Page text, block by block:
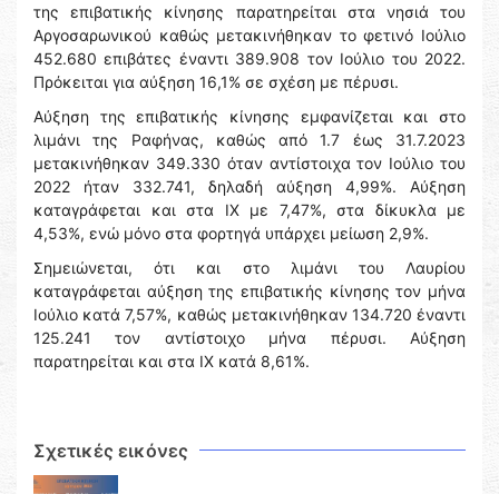
της επιβατικής κίνησης παρατηρείται στα νησιά του
Αργοσαρωνικού καθώς μετακινήθηκαν το φετινό Ιούλιο
452.680 επιβάτες έναντι 389.908 τον Ιούλιο του 2022.
Πρόκειται για αύξηση 16,1% σε σχέση με πέρυσι.
Αύξηση της επιβατικής κίνησης εμφανίζεται και στο
λιμάνι της Ραφήνας, καθώς από 1.7 έως 31.7.2023
μετακινήθηκαν 349.330 όταν αντίστοιχα τον Ιούλιο του
2022 ήταν 332.741, δηλαδή αύξηση 4,99%. Αύξηση
καταγράφεται και στα ΙΧ με 7,47%, στα δίκυκλα με
4,53%, ενώ μόνο στα φορτηγά υπάρχει μείωση 2,9%.
Σημειώνεται, ότι και στο λιμάνι του Λαυρίου
καταγράφεται αύξηση της επιβατικής κίνησης τον μήνα
Ιούλιο κατά 7,57%, καθώς μετακινήθηκαν 134.720 έναντι
125.241 τον αντίστοιχο μήνα πέρυσι. Αύξηση
παρατηρείται και στα ΙΧ κατά 8,61%.
Σχετικές εικόνες